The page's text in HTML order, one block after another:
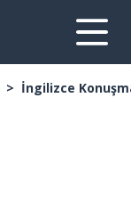
İngilizce